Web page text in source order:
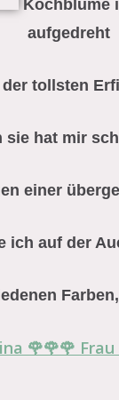
Kochblume
aufgedreht
tollsten
sie hat mir
einer
ich auf der
🌹🌹🌹